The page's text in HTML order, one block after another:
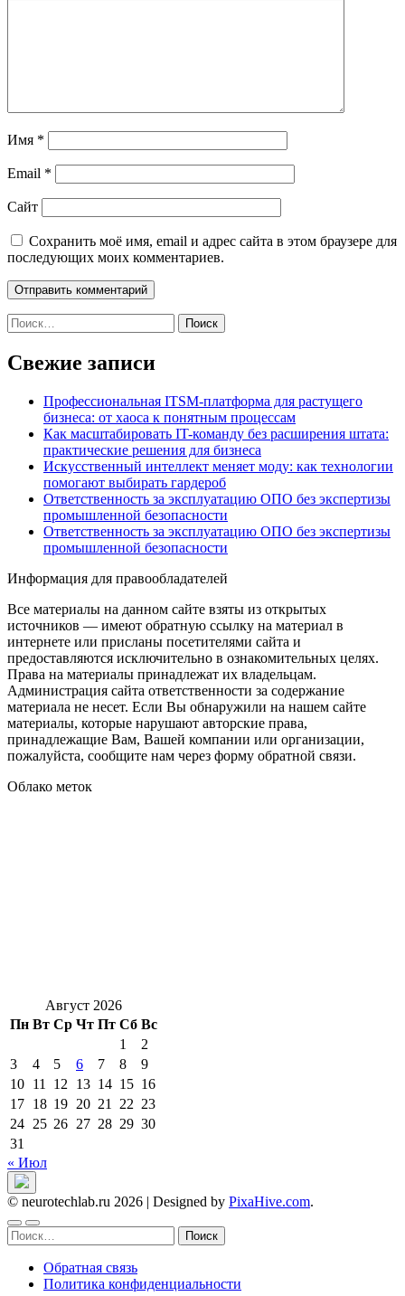
Имя *
Email *
Сайт
Сохранить моё имя, email и адрес сайта в этом браузере для
последующих моих комментариев.
Найти:
Свежие записи
Профессиональная ITSM-платформа для растущего
бизнеса: от хаоса к понятным процессам
Как масштабировать IT-команду без расширения штата:
практические решения для бизнеса
Искусственный интеллект меняет моду: как технологии
помогают выбирать гардероб
Ответственность за эксплуатацию ОПО без экспертизы
промышленной безопасности
Ответственность за эксплуатацию ОПО без экспертизы
промышленной безопасности
Информация для правообладателей
Все материалы на данном сайте взяты из открытых
источников — имеют обратную ссылку на материал в
интернете или присланы посетителями сайта и
предоставляются исключительно в ознакомительных целях.
Права на материалы принадлежат их владельцам.
Администрация сайта ответственности за содержание
материала не несет. Если Вы обнаружили на нашем сайте
материалы, которые нарушают авторские права,
принадлежащие Вам, Вашей компании или организации,
пожалуйста, сообщите нам через форму обратной связи.
Облако меток
Август 2026
Пн Вт Ср Чт Пт Сб Вс
1
2
3
4 5 6 7 8
9
10 11 12 13 14 15 16
17 18 19 20 21 22 23
24 25 26 27 28 29 30
31
« Июл
© neurotechlab.ru 2026 | Designed by PixaHive.com.
Найти:
Обратная связь
Политика конфиденциальности